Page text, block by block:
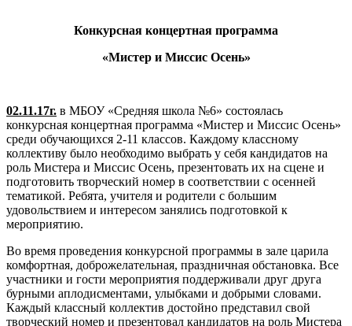
Конкурсная концертная программа
«Мистер и Миссис Осень»
02.11.17г. в МБОУ «Средняя школа №6» состоялась
конкурсная концертная программа «Мистер и Миссис Осень»
среди обучающихся 2-11 классов. Каждому классному
коллективу было необходимо выбрать у себя кандидатов на
роль Мистера и Миссис Осень, презентовать их на сцене и
подготовить творческий номер в соответствии с осенней
тематикой. Ребята, учителя и родители с большим
удовольствием и интересом занялись подготовкой к
мероприятию.
Во время проведения конкурсной программы в зале царила
комфортная, доброжелательная, праздничная обстановка. Все
участники и гости мероприятия поддерживали друг друга
бурными аплодисментами, улыбками и добрыми словами.
Каждый классный коллектив достойно представил свой
творческий номер и презентовал кандидатов на роль Мистера